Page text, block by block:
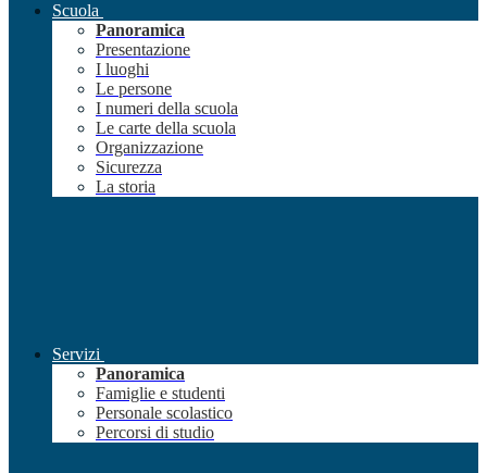
Scuola
Panoramica
Presentazione
I luoghi
Le persone
I numeri della scuola
Le carte della scuola
Organizzazione
Sicurezza
La storia
Servizi
Panoramica
Famiglie e studenti
Personale scolastico
Percorsi di studio